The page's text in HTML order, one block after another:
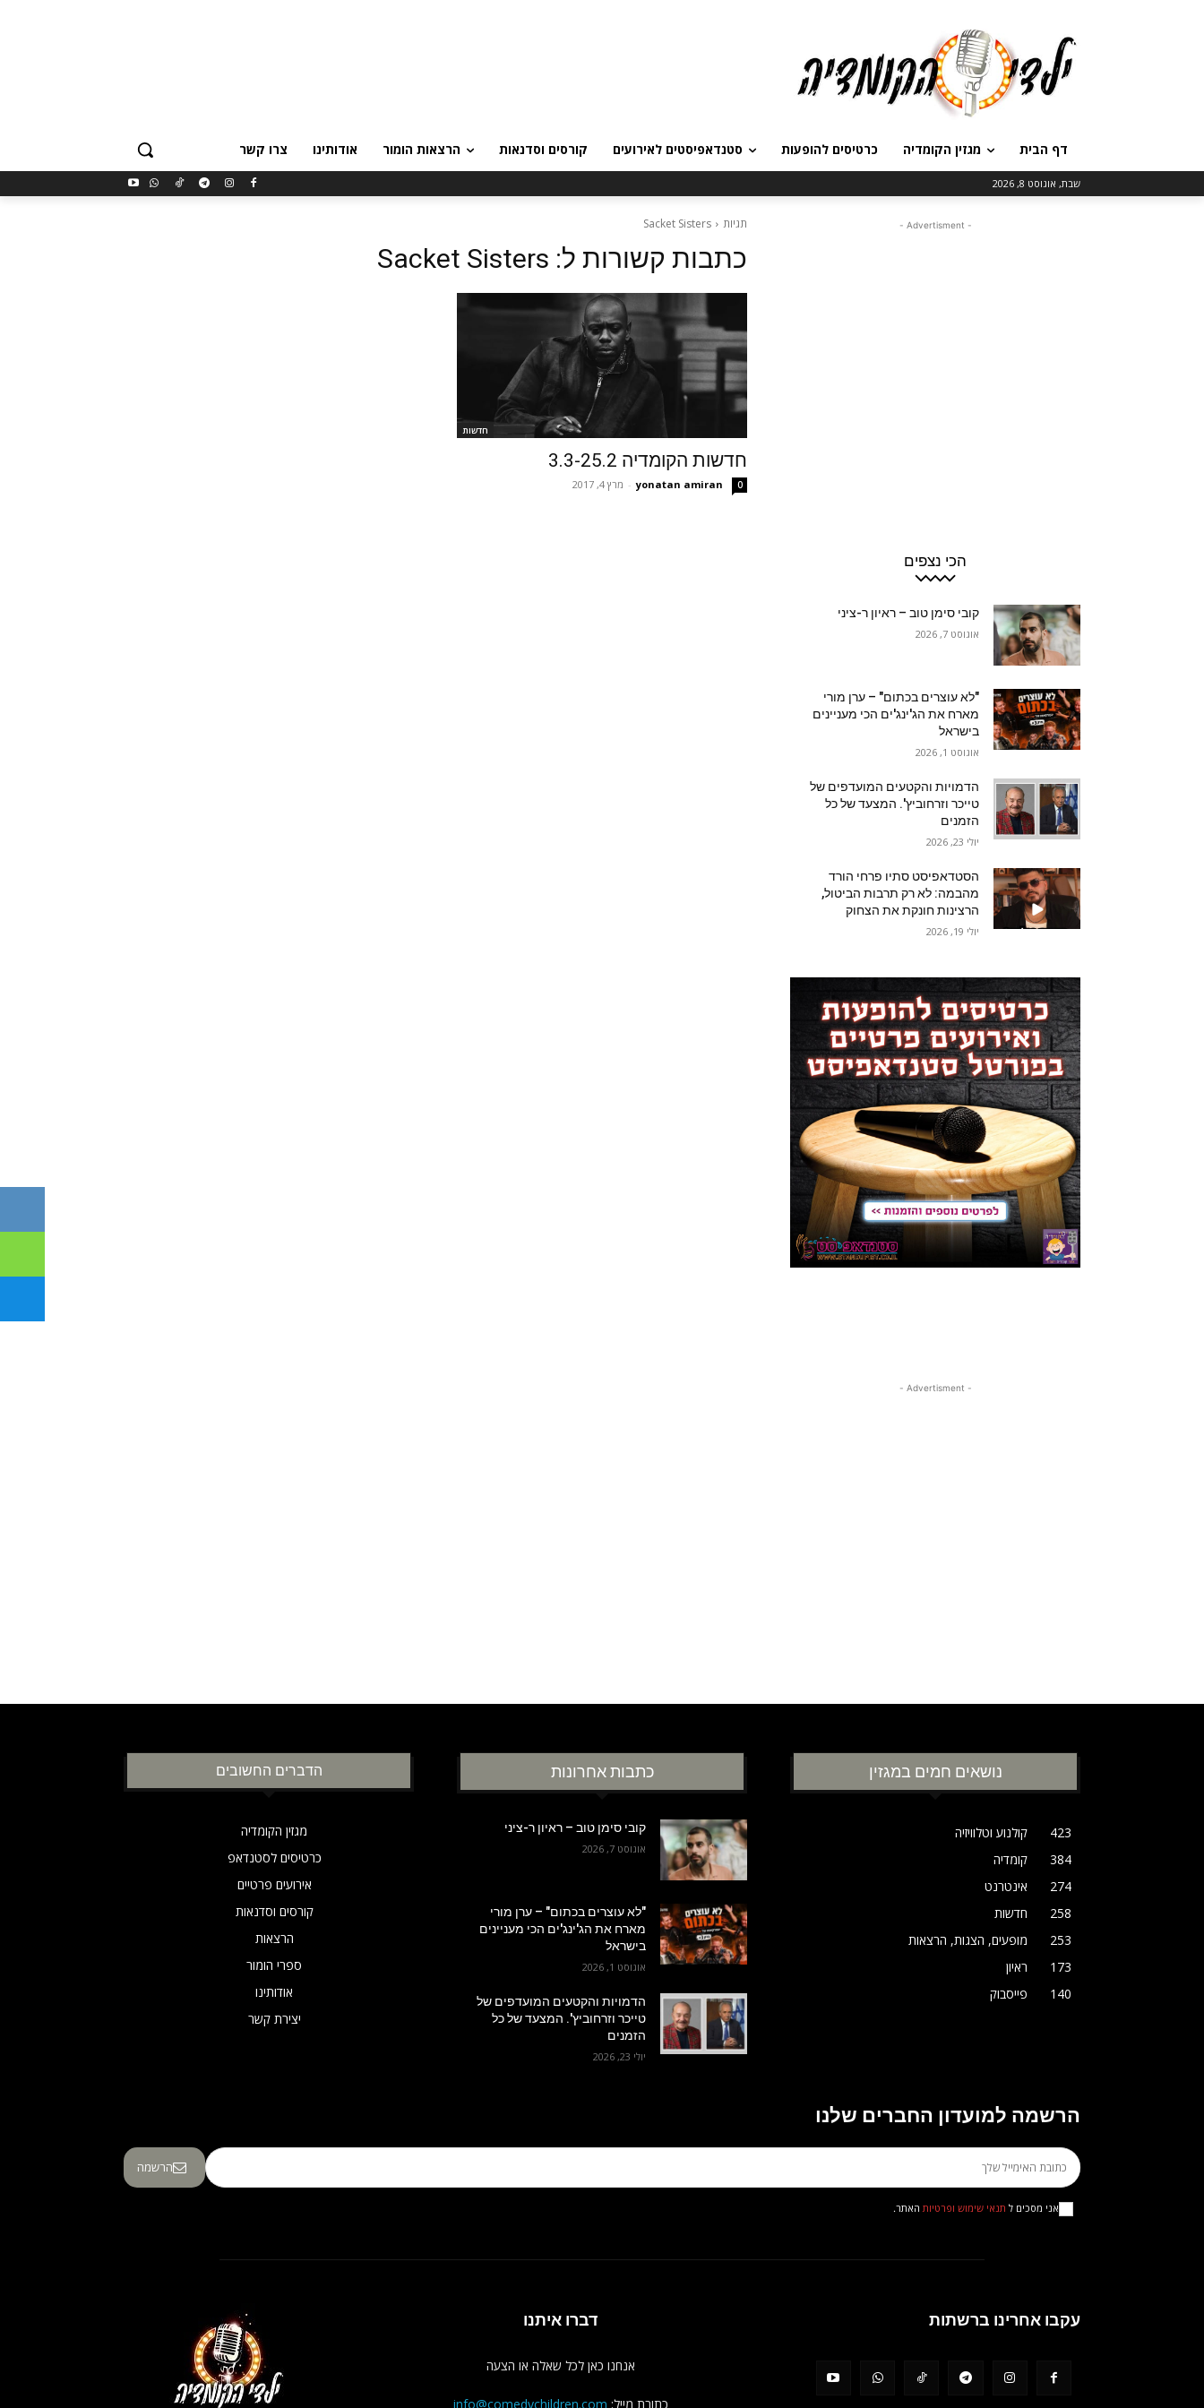
דף הבית מגזין הקומדיה כרטיסים להופעות סטנדאפיסטים לאירועים קורסים וסדנאות הרצאות הומור אודותינו צרו קשר
שבת, אוגוסט 8, 2026
תגיות Sacket Sisters
כתבות קשורות ל: Sacket Sisters
חדשות
חדשות הקומדיה 3.3-25.2
yonatan amiran
- מרץ 4, 2017 0
- Advertisment -
הכי נצפים
קובי סימן טוב – ראיון ר-ציני
אוגוסט 7, 2026
"לא עוצרים בכתום" – ערן מורי
מארח את הג'ינג'ים הכי מעניינים
בישראל
אוגוסט 1, 2026
הדמויות והקטעים המועדפים של
טייכר וזרחוביץ'. המצעד של כל
הזמנים
יולי 23, 2026
הסטדאפיסט סתיו פרחי הורד
מהבמה: לא רק תרבות הביטול,
הרצינות חונקת את הצחוק
יולי 19, 2026
- Advertisment -
הדברים החשובים
מגזין הקומדיה
כרטיסים לסטנדאפ
אירועים פרטיים
קורסים וסדנאות
הרצאות
ספרי הומור
אודותינו
יצירת קשר
כתבות אחרונות
קובי סימן טוב – ראיון ר-ציני
אוגוסט 7, 2026
"לא עוצרים בכתום" – ערן מורי
מארח את הג'ינג'ים הכי מעניינים
בישראל
אוגוסט 1, 2026
הדמויות והקטעים המועדפים של
טייכר וזרחוביץ'. המצעד של כל
הזמנים
יולי 23, 2026
נושאים חמים במגזין
קולנוע וטלוויזיה
423
קומדיה
384
אינטרנט
274
חדשות
258
מופעים, הצגות, הרצאות
253
ראיון
173
פייסבוק
140
הרשמה למועדון החברים שלנו
הרשמה
אני מסכים ל תנאי שימוש ופרטיותהאתר.
דברו איתנו
אנחנו כאן לכל שאלה או הצעה
כתובת מייל: info@comedychildren.com
עקבו אחרינו ברשתות